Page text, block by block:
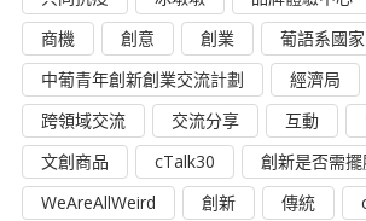
商機
創意 創業
葡語系國家
中葡青年創新創業交流計劃
經濟局
跨領域交流
交流分享 互動
文創商品
cTalk30
創新是否需
WeAreAllWeird
創新 傳統